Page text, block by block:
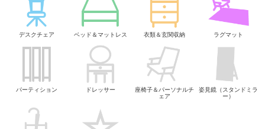
デスクチェア ベッド＆マットレス 衣類＆玄関収納 ラグマット
パーティション ドレッサー
座椅子＆パーソナルチ
ェア
姿見鏡（スタンドミラ
ー）